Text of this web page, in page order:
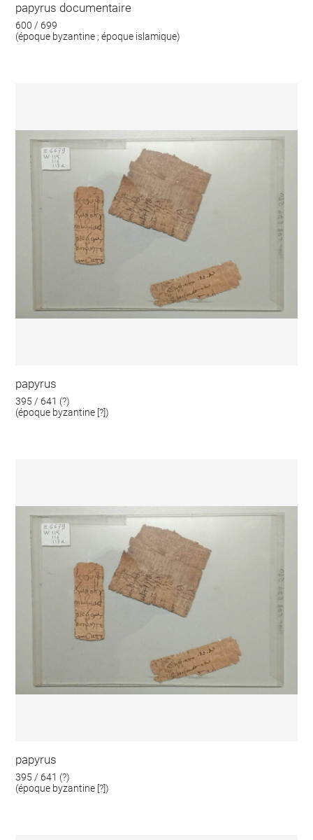
papyrus documentaire
600 / 699
(époque byzantine ; époque islamique)
papyrus
395 / 641 (?)
(époque byzantine [?])
papyrus
395 / 641 (?)
(époque byzantine [?])